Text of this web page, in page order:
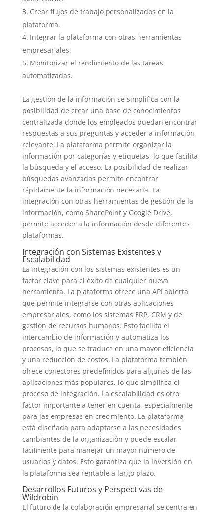
Crear flujos de trabajo personalizados en la
plataforma.
Integrar la plataforma con otras herramientas
empresariales.
Monitorizar el rendimiento de las tareas
automatizadas.
La gestión de la información se simplifica con la
posibilidad de crear una base de conocimientos
centralizada donde los empleados puedan encontrar
respuestas a sus preguntas y acceder a información
relevante. La plataforma permite organizar la
información por categorías y etiquetas, lo que facilita
la búsqueda y el acceso. La posibilidad de realizar
búsquedas avanzadas permite encontrar
rápidamente la información necesaria. La
integración con otras herramientas de gestión de la
información, como SharePoint y Google Drive,
permite acceder a la información desde diferentes
plataformas.
Integración con Sistemas Existentes y
Escalabilidad
La integración con los sistemas existentes es un
factor clave para el éxito de cualquier nueva
herramienta. La plataforma ofrece una API abierta
que permite integrarse con otras aplicaciones
empresariales, como los sistemas ERP, CRM y de
gestión de recursos humanos. Esto facilita el
intercambio de información y automatiza los
procesos, lo que se traduce en una mayor eficiencia
y una reducción de costos. La plataforma también
ofrece conectores predefinidos para algunas de las
aplicaciones más populares, lo que simplifica el
proceso de integración. La escalabilidad es otro
factor importante a tener en cuenta, especialmente
para las empresas en crecimiento. La plataforma
está diseñada para adaptarse a las necesidades
cambiantes de la organización y puede escalar
fácilmente para manejar un mayor número de
usuarios y datos. Esto garantiza que la inversión en
la plataforma sea rentable a largo plazo.
Desarrollos Futuros y Perspectivas de
Wildrobin
El futuro de la colaboración empresarial se centra en